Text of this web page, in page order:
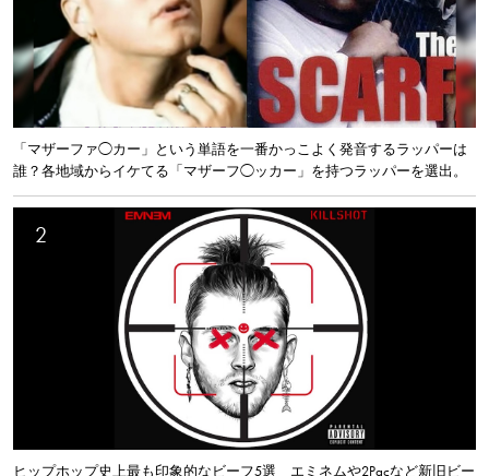
「マザーファ◯カー」という単語を一番かっこよく発音するラッパーは
誰？各地域からイケてる「マザーフ◯ッカー」を持つラッパーを選出。
ヒップホップ史上最も印象的なビーフ5選 エミネムや2Pacなど新旧ビー